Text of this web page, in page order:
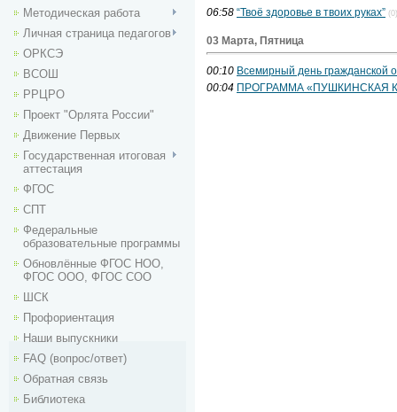
Методическая работа
Личная страница педагогов
ОРКСЭ
ВСОШ
РРЦРО
Проект "Орлята России"
Движение Первых
Государственная итоговая
аттестация
ФГОС
СПТ
Федеральные
образовательные программы
Обновлённые ФГОС НОО,
ФГОС ООО, ФГОС СОО
ШСК
Профориентация
Наши выпускники
FAQ (вопрос/ответ)
Обратная связь
Библиотека
06:58 “Твоё здоровье в твоих руках” (0)
03 Марта, Пятница
00:10 Всемирный день гражданской
00:04 ПРОГРАММА «ПУШКИНСКАЯ